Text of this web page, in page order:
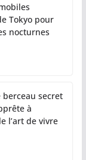
Tokyo pour
nocturnes
berceau secret
à
l’art de vivre